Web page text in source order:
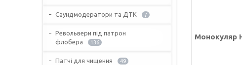
Монокуляр
Саундмодератори та ДТК 7
Револьвери під патрон
флобера
136
Патчі для чищення 49